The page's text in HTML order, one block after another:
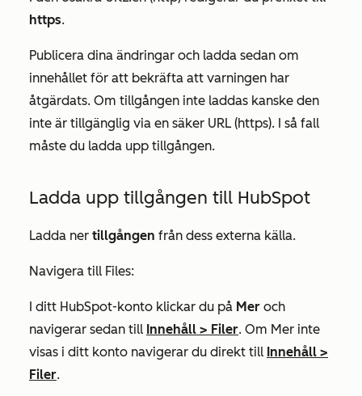
https.
Publicera dina ändringar och ladda sedan om
innehållet för att bekräfta att varningen har
åtgärdats. Om tillgången inte laddas kanske den
inte är tillgänglig via en säker URL (https). I så fall
måste du ladda upp tillgången.
Ladda upp tillgången till HubSpot
Ladda ner tillgången från dess externa källa.
Navigera till Files:
I ditt HubSpot-konto klickar du på Mer och
navigerar sedan till Innehåll > Filer. Om Mer inte
visas i ditt konto navigerar du direkt till Innehåll >
Filer.